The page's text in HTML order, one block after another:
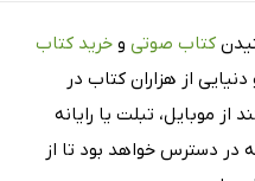
کتاب صوتی و خرید کتاب
از هزاران کتاب در
از موبایل، تبلت یا رایانه
در دسترس خواهد بود تا از